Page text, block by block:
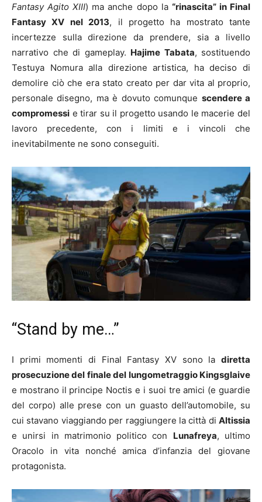
Fantasy Agito XIII) ma anche dopo la “rinascita” in Final
Fantasy XV nel 2013, il progetto ha mostrato tante
incertezze sulla direzione da prendere, sia a livello
narrativo che di gameplay. Hajime Tabata, sostituendo
Testuya Nomura alla direzione artistica, ha deciso di
demolire ciò che era stato creato per dar vita al proprio,
personale disegno, ma è dovuto comunque scendere a
compromessi e tirar su il progetto usando le macerie del
lavoro precedente, con i limiti e i vincoli che
inevitabilmente ne sono conseguiti.
“Stand by me…”
I primi momenti di Final Fantasy XV sono la diretta
prosecuzione del finale del lungometraggio Kingsglaive
e mostrano il principe Noctis e i suoi tre amici (e guardie
del corpo) alle prese con un guasto dell’automobile, su
cui stavano viaggiando per raggiungere la città di Altissia
e unirsi in matrimonio politico con Lunafreya, ultimo
Oracolo in vita nonché amica d’infanzia del giovane
protagonista.